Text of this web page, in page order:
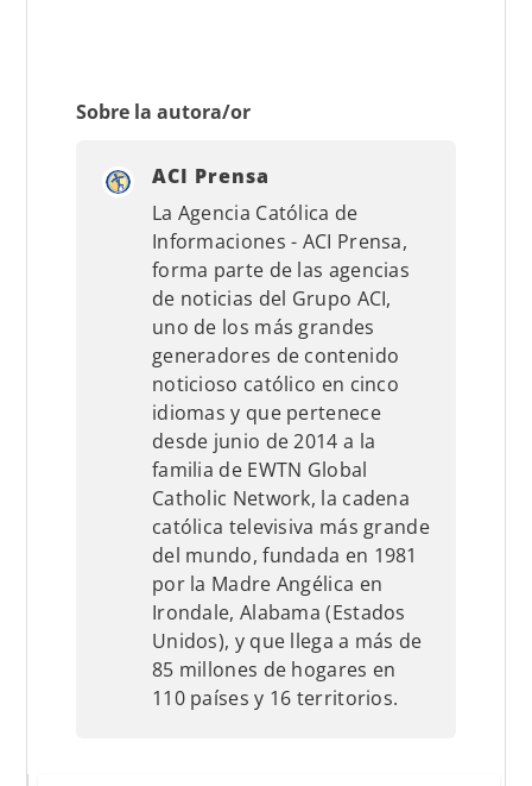
Sobre la autora/or
ACI Prensa
La Agencia Católica de
Informaciones - ACI Prensa,
forma parte de las agencias
de noticias del Grupo ACI,
uno de los más grandes
generadores de contenido
noticioso católico en cinco
idiomas y que pertenece
desde junio de 2014 a la
familia de EWTN Global
Catholic Network, la cadena
católica televisiva más grande
del mundo, fundada en 1981
por la Madre Angélica en
Irondale, Alabama (Estados
Unidos), y que llega a más de
85 millones de hogares en
110 países y 16 territorios.